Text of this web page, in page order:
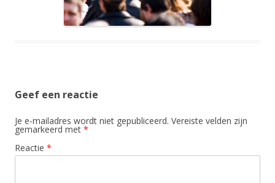
Geef een reactie
Je e-mailadres wordt niet gepubliceerd. Vereiste velden zijn
gemarkeerd met *
Reactie *